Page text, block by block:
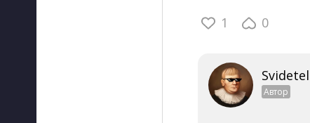
1 0
Svidetel
Автор